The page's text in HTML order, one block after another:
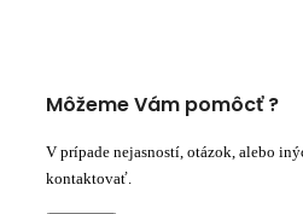
Môžeme Vám pomôcť ?
V prípade nejasností, otázok, alebo
kontaktovať.